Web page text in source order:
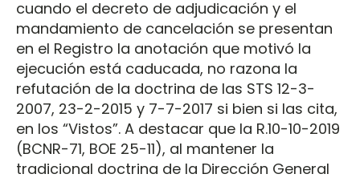
cuando el decreto de adjudicación y el
mandamiento de cancelación se presentan
en el Registro la anotación que motivó la
ejecución está caducada, no razona la
refutación de la doctrina de las STS 12-3-
2007, 23-2-2015 y 7-7-2017 si bien si las cita,
en los “Vistos”. A destacar que la R.10-10-2019
(BCNR-71, BOE 25-11), al mantener la
tradicional doctrina de la Dirección General